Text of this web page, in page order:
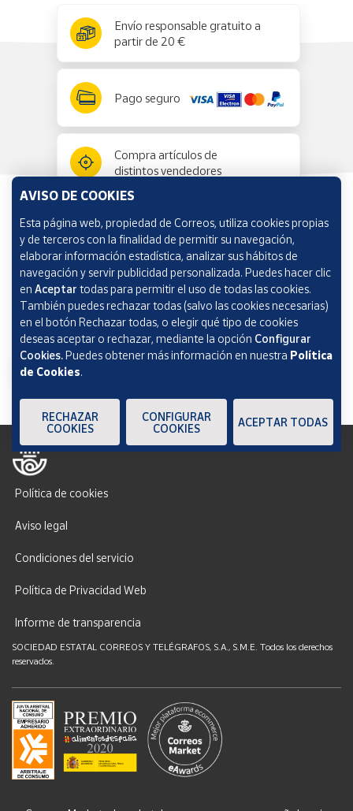
Envío responsable gratuito a
partir de 20 €
Pago seguro
Compra artículos de
distintos vendedores
Información y ayuda
Correos Market
Política de cookies
Aviso legal
Condiciones del servicio
Política de Privacidad Web
Informe de transparencia
SOCIEDAD ESTATAL CORREOS Y TELÉGRAFOS, S.A., S.M.E. Todos los derechos
reservados.
AVISO DE COOKIES
Esta página web, propiedad de Correos, utiliza cookies propias
y de terceros con la finalidad de permitir su navegación,
elaborar información estadística, analizar sus hábitos de
navegación y servir publicidad personalizada. Puedes hacer clic
en Aceptar todas para permitir el uso de todas las cookies.
También puedes rechazar todas (salvo las cookies necesarias)
en el botón Rechazar todas, o elegir qué tipo de cookies
deseas aceptar o rechazar, mediante la opción Configurar
Cookies.Puedes obtener más información en nuestra Política
de Cookies.
RECHAZAR
COOKIES
CONFIGURAR
COOKIES
ACEPTAR TODAS